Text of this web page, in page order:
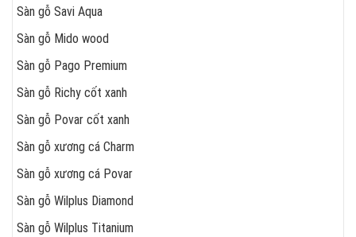
Sàn gỗ Savi Aqua
Sàn gỗ Mido wood
Sàn gỗ Pago Premium
Sàn gỗ Richy cốt xanh
Sàn gỗ Povar cốt xanh
Sàn gỗ xương cá Charm
Sàn gỗ xương cá Povar
Sàn gỗ Wilplus Diamond
Sàn gỗ Wilplus Titanium